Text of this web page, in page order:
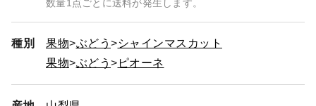
数量1点ごとに送料が発生します。
種別 果物 ぶどう
シャインマスカット
果物
ぶどう ピオーネ